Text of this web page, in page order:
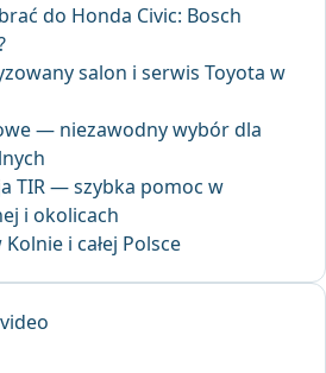
do Honda Civic: Bosch
salon i serwis Toyota w
— niezawodny wybór dla
TIR — szybka pomoc w
i okolicach
i całej Polsce